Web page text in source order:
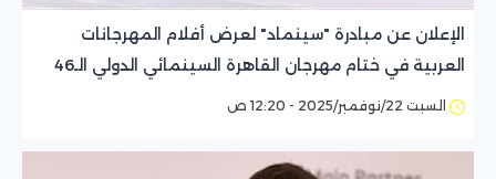
الإعلان عن مبادرة "سينماد" لعرض أفلام المهرجانات
العربية في ختام مهرجان القاهرة السينمائي الدولي الـ46
السبت 22/نوفمبر/2025 - 12:20 ص